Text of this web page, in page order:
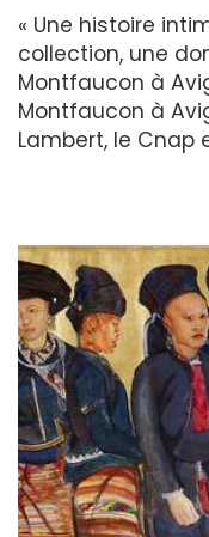
« Une histoire
collection, une
Montfaucon à
Montfaucon à
Lambert, le Cnap